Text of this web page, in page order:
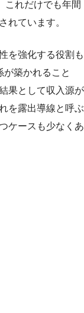
これだけでも年間
れています。
を強化する役割も
築かれること
果として収入源が
を露出導線と呼ぶ
ケースも少なくあ